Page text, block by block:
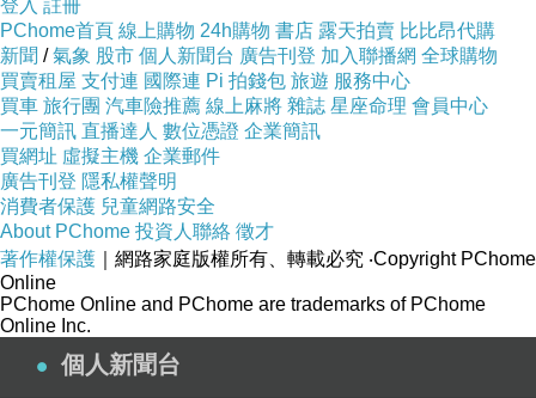
是在每個風雨來去的一起吃飯，在每個寒冷的清
晨與疲憊的夜晚， 用心為妳撐起的天。
夜色沉靜，星子隱沒， 呼吸在枕邊交疊成和諧的
律動。
趁妳熟睡，緊緊地將妳擁入懷中， 不願驚擾妳，
彷彿擁抱住了整片星空的靜謐，
中，感受妳依舊窈窕動人的曲線， 在妳的體溫
裡，我尋回了少年時那場最安穩的夢。
在這2026年的起始，我虔誠地祈求：
願時光能走得慢一些，讓我們有更多能憶起說起
的美好晨昏，陪孩子慢慢長大；
登入 註冊
PChome首頁 線上購物 24h購物 書店 露天拍賣 比比昂代購
新聞 /氣象 股市 個人新聞台 廣告刊登 加入聯播網 全球購物
買賣租屋 支付連 國際連 Pi 拍錢包 旅遊 服務中心
買車 旅行團 汽車險推薦 線上麻將 雜誌 星座命理 會員中心
一元簡訊 直播達人 數位憑證 企業簡訊
買網址 虛擬主機 企業郵件
廣告刊登 隱私權聲明
消費者保護 兒童網路安全
About PChome 投資人聯絡 徵才
著作權保護 ｜網路家庭版權所有、轉載必究 ‧Copyright PChome
Online
PChome Online and PChome are trademarks of PChome
Online Inc.
個人新聞台